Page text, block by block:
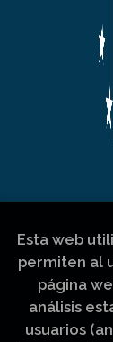
Esta web
permiten al
página
análisis
usuarios